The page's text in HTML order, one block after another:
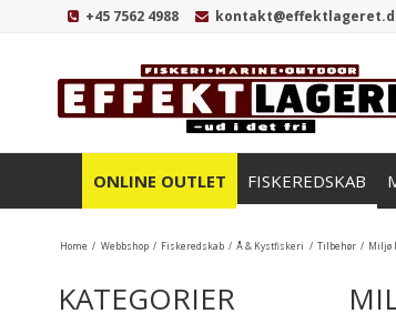
+45 7562 4988
ONLINE OUTLET FISKEREDSKAB
Home / Webbshop / Fiskeredskab / Å & Kystfiskeri / Tilbehør / Miljø
KATEGORIER